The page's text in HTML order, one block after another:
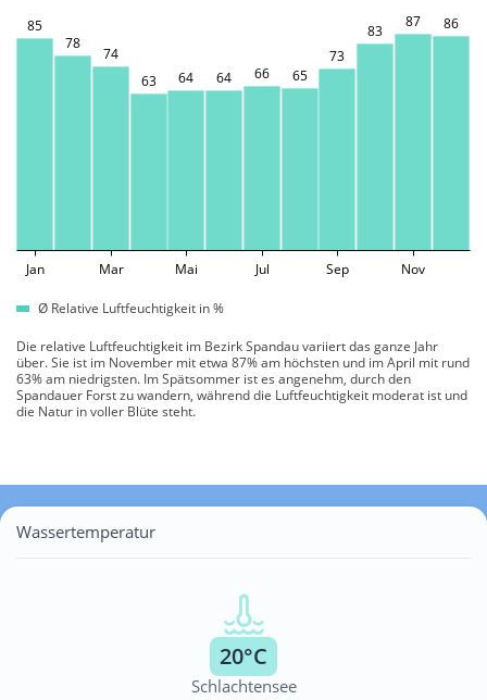
85
78
74
63
64 64 66 65
73
83
87 86
Jan Mar Mai Jul Sep Nov
Ø Relative Luftfeuchtigkeit in %
Die relative Luftfeuchtigkeit im Bezirk Spandau variiert das ganze Jahr
über. Sie ist im November mit etwa 87% am höchsten und im April mit rund
63% am niedrigsten. Im Spätsommer ist es angenehm, durch den
Spandauer Forst zu wandern, während die Luftfeuchtigkeit moderat ist und
die Natur in voller Blüte steht.
Wassertemperatur
20°C
Schlachtensee